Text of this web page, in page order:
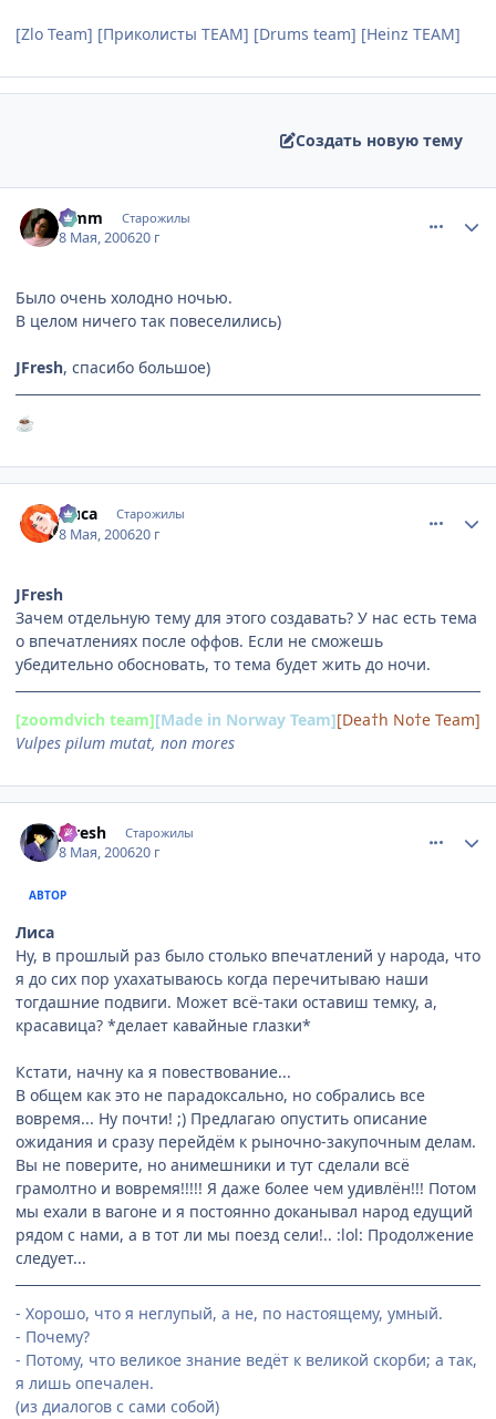
[Zlo Team] [Приколисты TEAM] [Drums team] [Heinz TEAM]
Создать новую тему
Limm Старожилы
8 Мая, 200620 г
Было очень холодно ночью.
В целом ничего так повеселились)
JFresh, спасибо большое)
☕
Лиса Старожилы
8 Мая, 200620 г
JFresh
Зачем отдельную тему для этого создавать? У нас есть тема
о впечатлениях после оффов. Если не сможешь
убедительно обосновать, то тема будет жить до ночи.
[zoomdvich team][Made in Norway Team][Dea†h No†e Team]
Vulpes pilum mutat, non mores
JFresh Старожилы
8 Мая, 200620 г
АВТОР
Лиса
Ну, в прошлый раз было столько впечатлений у народа, что
я до сих пор ухахатываюсь когда перечитываю наши
тогдашние подвиги. Может всё-таки оставиш темку, а,
красавица? *делает кавайные глазки*
Кстати, начну ка я повествование...
В общем как это не парадоксально, но собрались все
вовремя... Ну почти! ;) Предлагаю опустить описание
ожидания и сразу перейдём к рыночно-закупочным делам.
Вы не поверите, но анимешники и тут сделали всё
грамолтно и вовремя!!!!! Я даже более чем удивлён!!! Потом
мы ехали в вагоне и я постоянно доканывал народ едущий
рядом с нами, а в тот ли мы поезд сели!.. :lol: Продолжение
следует...
- Хорошо, что я неглупый, а не, по настоящему, умный.
- Почему?
- Потому, что великое знание ведёт к великой скорби; а так,
я лишь опечален.
(из диалогов с сами собой)